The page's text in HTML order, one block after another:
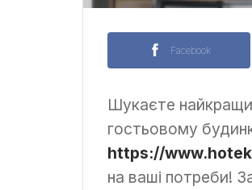
Facebook
Шукаєте
гостьовому
https://
на ваші потреби!